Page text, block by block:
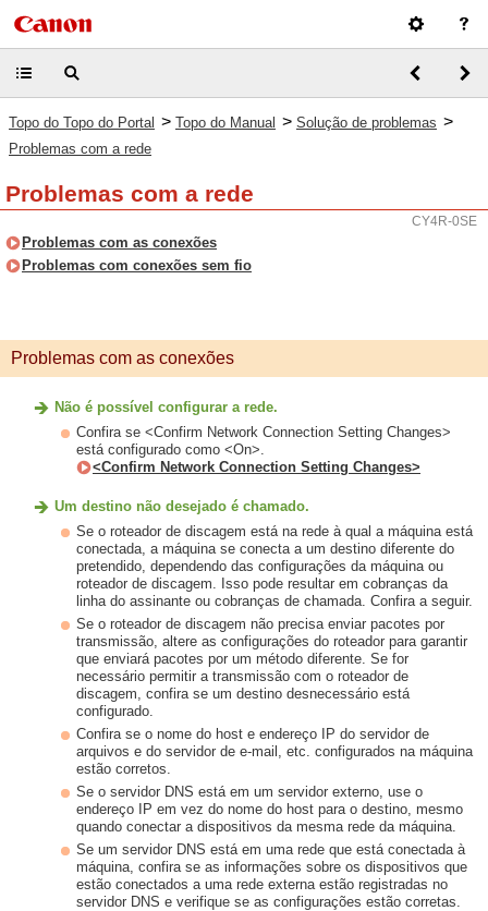
Topo do Topo do Portal > Topo do Manual > Solução de problemas >
Problemas com a rede
Problemas com a rede
CY4R-0SE
Problemas com as conexões
Problemas com conexões sem fio
Problemas com as conexões
Não é possível configurar a rede.
Confira se <Confirm Network Connection Setting Changes>
está configurado como <On>.
<Confirm Network Connection Setting Changes>
Um destino não desejado é chamado.
Se o roteador de discagem está na rede à qual a máquina está
conectada, a máquina se conecta a um destino diferente do
pretendido, dependendo das configurações da máquina ou
roteador de discagem. Isso pode resultar em cobranças da
linha do assinante ou cobranças de chamada. Confira a seguir.
Se o roteador de discagem não precisa enviar pacotes por
transmissão, altere as configurações do roteador para garantir
que enviará pacotes por um método diferente. Se for
necessário permitir a transmissão com o roteador de
discagem, confira se um destino desnecessário está
configurado.
Confira se o nome do host e endereço IP do servidor de
arquivos e do servidor de e-mail, etc. configurados na máquina
estão corretos.
Se o servidor DNS está em um servidor externo, use o
endereço IP em vez do nome do host para o destino, mesmo
quando conectar a dispositivos da mesma rede da máquina.
Se um servidor DNS está em uma rede que está conectada à
máquina, confira se as informações sobre os dispositivos que
estão conectados a uma rede externa estão registradas no
servidor DNS e verifique se as configurações estão corretas.